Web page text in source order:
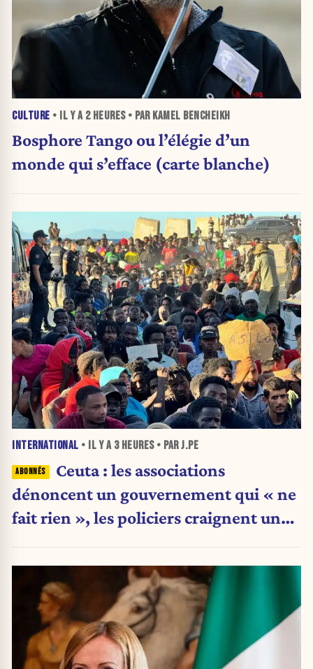
CULTURE • IL Y A 2 HEURES• PAR KAMEL BENCHEIKH
Bosphore Tango ou l’élégie d’un
monde qui s’efface (carte blanche)
INTERNATIONAL • IL Y A 3 HEURES• PAR J.PE
Ceuta : les associations
dénoncent un gouvernement qui « ne
fait rien », les policiers craignent une